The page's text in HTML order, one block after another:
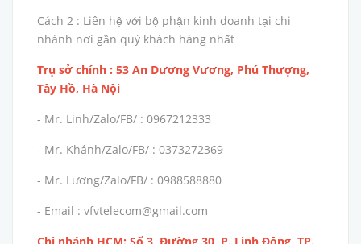
Cách 2 : Liên hệ với bộ phận kinh doanh tại chi
nhánh nơi gần quý khách hàng nhất
Trụ sở chính : 53 An Dương Vương, Phú Thượng,
Tây Hồ, Hà Nội
- Mr. Linh/Zalo/FB/ : 0967212333
- Mr. Khánh/Zalo/FB/ : 0373272369
- Mr. Lương/Zalo/FB/ : 0988588880
- Email : vfvtelecom@gmail.com
Chi nhánh HCM: Số 3, Đường 30, P. Linh Đông, TP.